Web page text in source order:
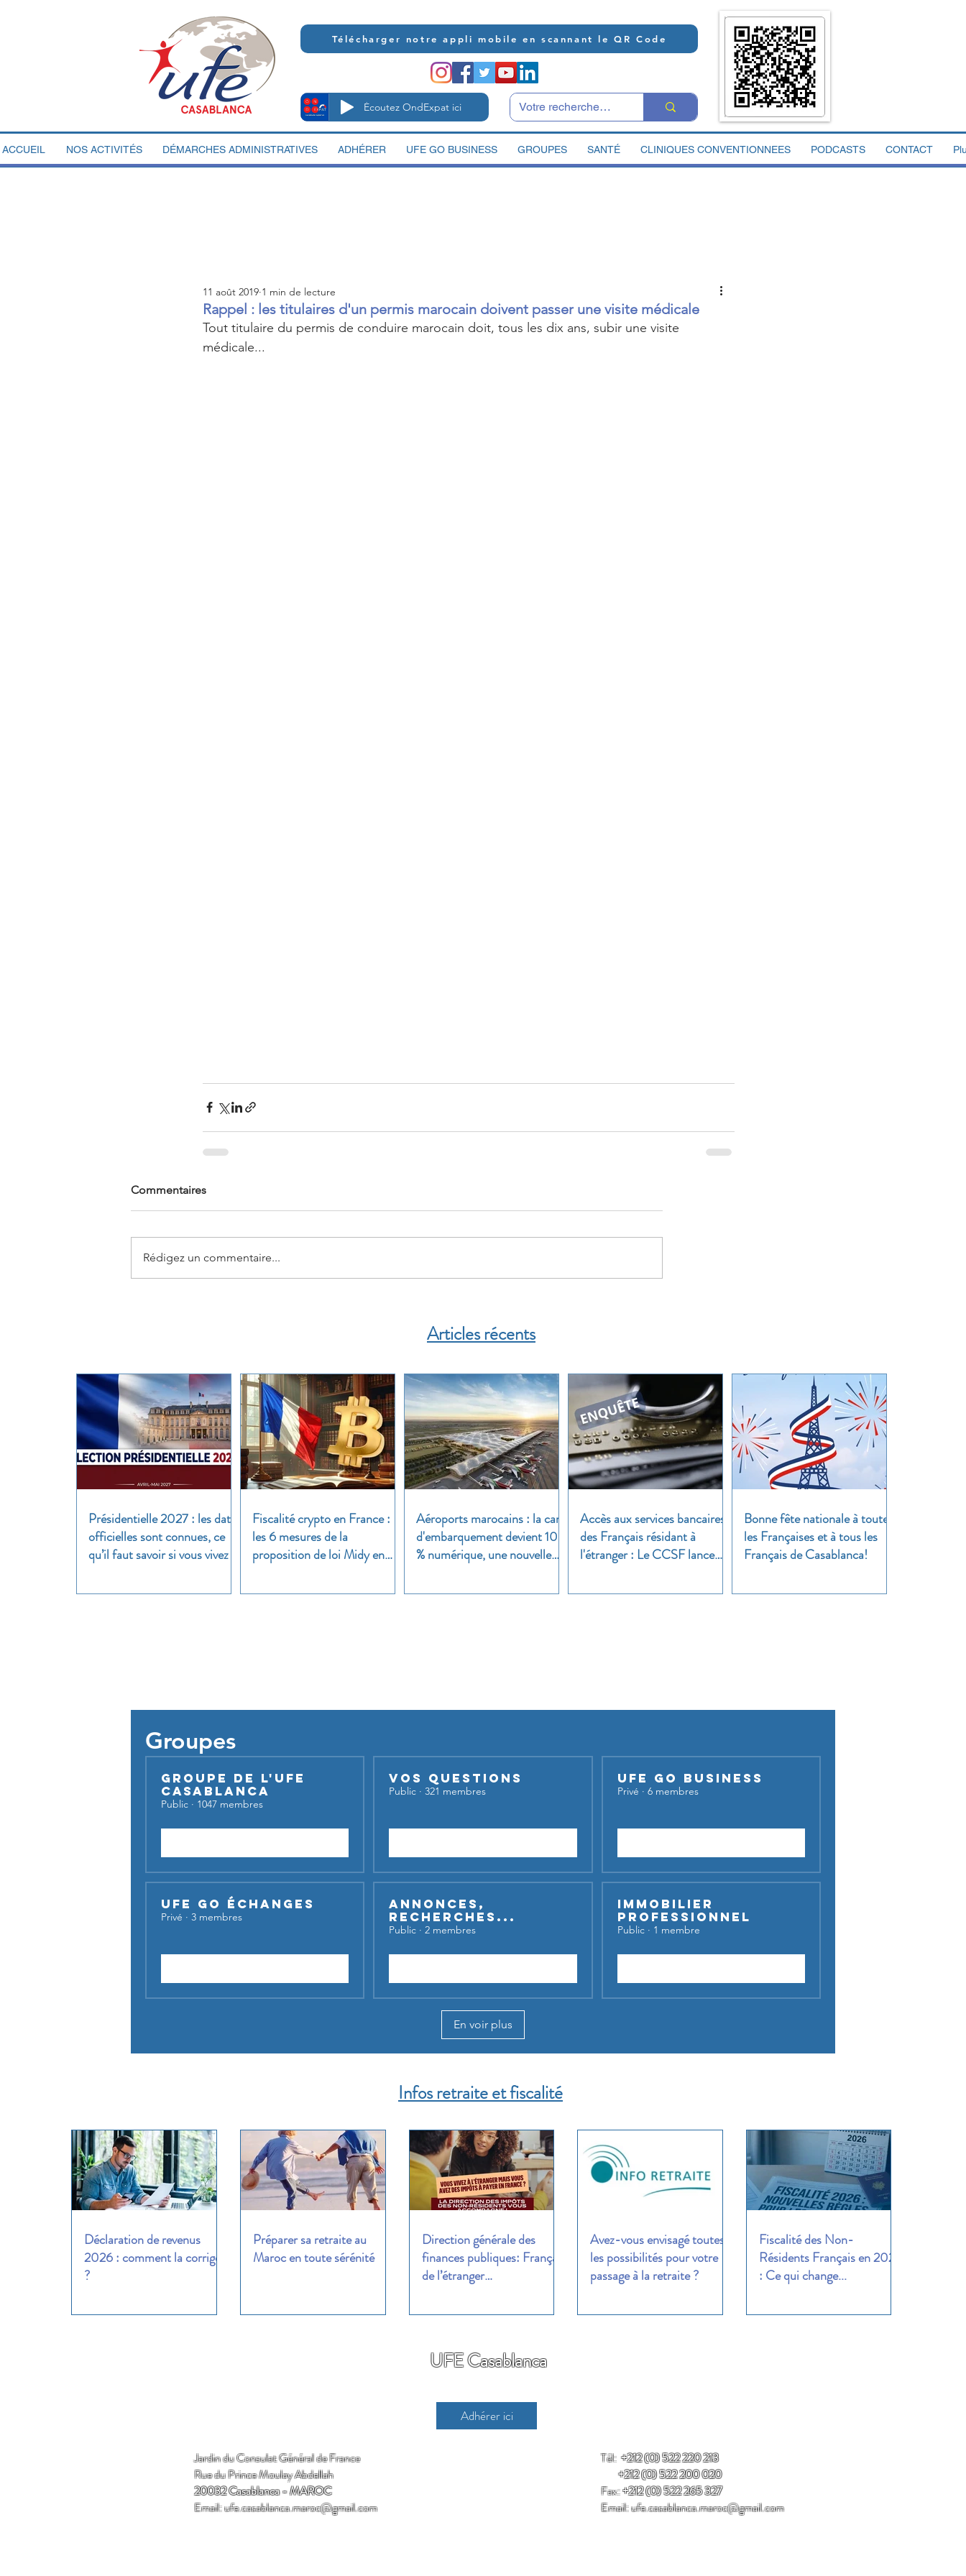
Télécharger notre appli mobile en scannant le QR Code
Écoutez OndExpat ici
ACCUEIL NOS ACTIVITÉS DÉMARCHES ADMINISTRATIVES ADHÉRER UFE GO BUSINESS GROUPES SANTÉ CLINIQUES CONVENTIONNEES PODCASTS CONTACT
Rappel : les titulaires d'un permis marocain doivent passer une visite médicale
11 août 2019 1 min de lecture
Tout titulaire du permis de conduire marocain doit, tous les dix ans, subir une visite
médicale...
Commentaires
Rédigez un commentaire...
Articles récents
Présidentielle 2027 : les dates
officielles sont connues, ce
qu’il faut savoir si vous vivez à
Fiscalité crypto en France :
les 6 mesures de la
proposition de loi Midy en
Aéroports marocains : la carte
d'embarquement devient 100
% numérique, une nouvelle
du transport aérien
Accès aux services bancaires
des Français résidant à
l'étranger : Le CCSF lance
Bonne fête nationale à toutes
les Françaises et à tous les
Français de Casablanca!
Groupes
Groupe de l'UFE
Casablanca
Public · 1047 membres
Vos questions
Public · 321 membres
UFE GO BUSINESS
Privé · 6 membres
UFE Go Échanges
Privé · 3 membres
Annonces,
recherches...
Public · 2 membres
Immobilier
Professionnel
Public · 1 membre
En voir plus
Infos retraite et fiscalité
Déclaration de revenus
2026 : comment la corriger
?
Préparer sa retraite au
Maroc en toute sérénité
Direction générale des
finances publiques: Français
de l’étranger…
Avez-vous envisagé toutes
les possibilités pour votre
passage à la retraite ?
Fiscalité des Non-
Résidents Français en 2026
: Ce qui change...
UFE Casablanca
Adhérer ici
Jardin du Consulat Général de France
Rue du Prince Moulay Abdellah
20032 Casablanca - MAROC
Email:ufe.casablanca.maroc@gmail.com
Tél: +212 (0) 522 220 213
+212 (0) 522 200 020
Fax:+212 (0) 522 265 327
Email:ufe.casablanca.maroc@gmail.com